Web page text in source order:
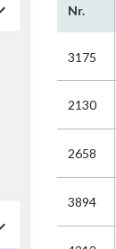
Nr.
3175
2130
2658
3894